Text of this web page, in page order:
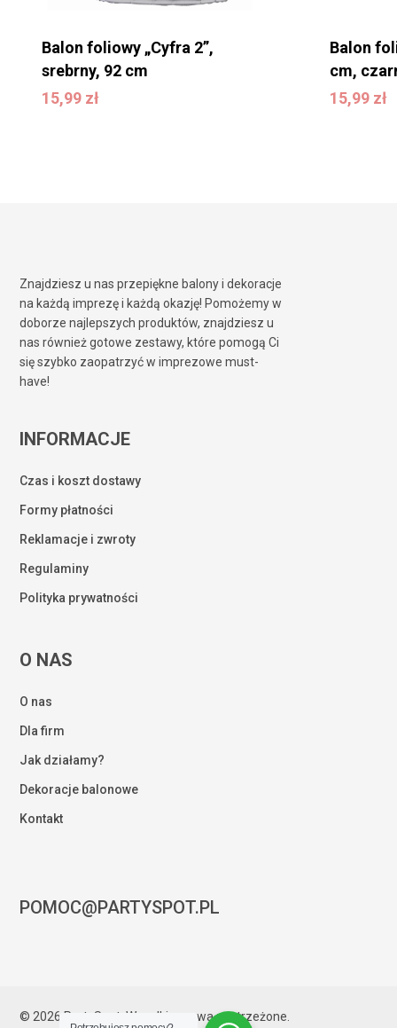
Balon foliowy „Cyfra 2”,
srebrny, 92 cm
15,99 zł
15,99zł
Balon
cm,
15,99 zł
15,99zł
Znajdziesz u nas przepiękne balony i dekoracje
na każdą imprezę i każdą okazję! Pomożemy w
doborze najlepszych produktów, znajdziesz u
nas również gotowe zestawy, które pomogą Ci
się szybko zaopatrzyć w imprezowe must-
have!
INFORMACJE
Czas i koszt dostawy
Formy płatności
Reklamacje i zwroty
Regulaminy
Polityka prywatności
O NAS
O nas
Dla firm
Jak działamy?
Dekoracje balonowe
Kontakt
POMOC@PARTYSPOT.PL
© 2026 PartySpot. Wszelkie prawa zastrzeżone.